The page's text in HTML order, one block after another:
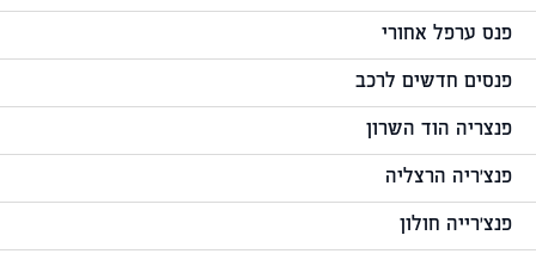
פנס ערפל אחורי
פנסים חדשים לרכב
פנצריה הוד השרון
פנצ'ריה הרצליה
פנצ'רייה חולון